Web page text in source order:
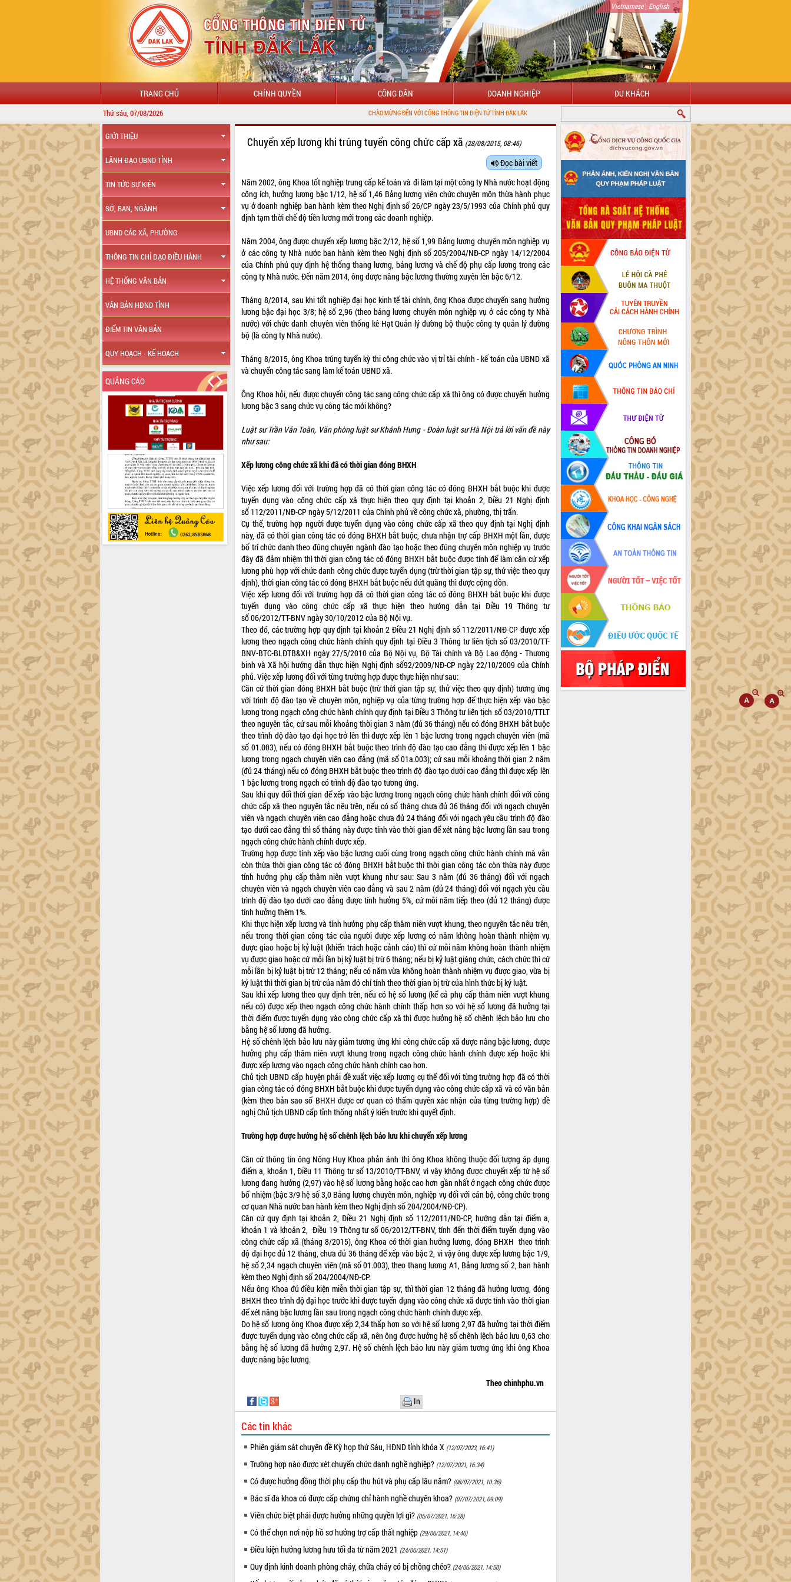
Vietnamese| English
TRANG CHỦ CHÍNH QUYỀN CÔNG DÂN DOANH NGHIỆP DU KHÁCH
Thứ sáu, 07/08/2026 CHÀO MỪNG ĐẾN VỚI CỔNG THÔNG TIN ĐIỆN TỬ TỈNH ĐẮK LẮK
GIỚI THIỆU
LÃNH ĐẠO UBND TỈNH
TIN TỨC SỰ KIỆN
SỞ, BAN, NGÀNH
UBND CÁC XÃ, PHƯỜNG
THÔNG TIN CHỈ ĐẠO ĐIỀU HÀNH
HỆ THỐNG VĂN BẢN
VĂN BẢN HĐND TỈNH
ĐIỂM TIN VĂN BẢN
QUY HOẠCH - KẾ HOẠCH
QUẢNG CÁO
Chuyển xếp lương khi trúng tuyển công chức cấp xã (28/08/2015, 08:46)
Đọc bài viết
Năm 2002, ông Khoa tốt nghiệp trung cấp kế toán và đi làm tại một công ty Nhà nước hoạt động
công ích, hưởng lương bậc 1/12, hệ số 1,46 Bảng lương viên chức chuyên môn thừa hành phục
vụ ở doanh nghiệp ban hành kèm theo Nghị định số 26/CP ngày 23/5/1993 của Chính phủ quy
định tạm thời chế độ tiền lương mới trong các doanh nghiệp.
Năm 2004, ông được chuyển xếp lương bậc 2/12, hệ số 1,99 Bảng lương chuyên môn nghiệp vụ
ở các công ty Nhà nước ban hành kèm theo Nghị định số 205/2004/NĐ-CP ngày 14/12/2004
của Chính phủ quy định hệ thống thang lương, bảng lương và chế độ phụ cấp lương trong các
công ty Nhà nước. Đến năm 2014, ông được nâng bậc lương thường xuyên lên bậc 6/12.
Tháng 8/2014, sau khi tốt nghiệp đại học kinh tế tài chính, ông Khoa được chuyển sang hưởng
lương bậc đại học 3/8; hệ số 2,96 (theo bảng lương chuyên môn nghiệp vụ ở các công ty Nhà
nước) với chức danh chuyên viên thống kê Hạt Quản lý đường bộ thuộc công ty quản lý đường
bộ (là công ty Nhà nước).
Tháng 8/2015, ông Khoa trúng tuyển kỳ thi công chức vào vị trí tài chính - kế toán của UBND xã
và chuyển công tác sang làm kế toán UBND xã.
Ông Khoa hỏi, nếu được chuyển công tác sang công chức cấp xã thì ông có được chuyển hưởng
lương bậc 3 sang chức vụ công tác mới không?
Luật sư Trần Văn Toàn, Văn phòng luật sư Khánh Hưng - Đoàn luật sư Hà Nội trả lời vấn đề này
như sau:
Xếp lương công chức xã khi đã có thời gian đóng BHXH
Việc xếp lương đối với trường hợp đã có thời gian công tác có đóng BHXH bắt buộc khi được
tuyển dụng vào công chức cấp xã thực hiện theo quy định tại khoản 2, Điều 21 Nghị định
số 112/2011/NĐ-CP ngày 5/12/2011 của Chính phủ về công chức xã, phường, thị trấn.
Cụ thể, trường hợp người được tuyển dụng vào công chức cấp xã theo quy định tại Nghị định
này, đã có thời gian công tác có đóng BHXH bắt buộc, chưa nhận trợ cấp BHXH một lần, được
bố trí chức danh theo đúng chuyên ngành đào tạo hoặc theo đúng chuyên môn nghiệp vụ trước
đây đã đảm nhiệm thì thời gian công tác có đóng BHXH bắt buộc được tính để làm căn cứ xếp
lương phù hợp với chức danh công chức được tuyển dụng (trừ thời gian tập sự, thử việc theo quy
định), thời gian công tác có đóng BHXH bắt buộc nếu đứt quãng thì được cộng dồn.
Việc xếp lương đối với trường hợp đã có thời gian công tác có đóng BHXH bắt buộc khi được
tuyển dụng vào công chức cấp xã thực hiện theo hướng dẫn tại Điều 19 Thông tư
số 06/2012/TT-BNV ngày 30/10/2012 của Bộ Nội vụ.
Theo đó, các trường hợp quy định tại khoản 2 Điều 21 Nghị định số 112/2011/NĐ-CP được xếp
lương theo ngạch công chức hành chính quy định tại Điều 3 Thông tư liên tịch số 03/2010/TT-
BNV-BTC-BLĐTB&XH ngày 27/5/2010 của Bộ Nội vụ, Bộ Tài chính và Bộ Lao động - Thương
binh và Xã hội hướng dẫn thực hiện Nghị định số92/2009/NĐ-CP ngày 22/10/2009 của Chính
phủ. Việc xếp lương đối với từng trường hợp được thực hiện như sau:
Căn cứ thời gian đóng BHXH bắt buộc (trừ thời gian tập sự, thử việc theo quy định) tương ứng
với trình độ đào tạo về chuyên môn, nghiệp vụ của từng trường hợp để thực hiện xếp vào bậc
lương trong ngạch công chức hành chính quy định tại Điều 3 Thông tư liên tịch số 03/2010/TTLT
theo nguyên tắc, cứ sau mỗi khoảng thời gian 3 năm (đủ 36 tháng) nếu có đóng BHXH bắt buộc
theo trình độ đào tạo đại học trở lên thì được xếp lên 1 bậc lương trong ngạch chuyên viên (mã
số 01.003), nếu có đóng BHXH bắt buộc theo trình độ đào tạo cao đẳng thì được xếp lên 1 bậc
lương trong ngạch chuyên viên cao đẳng (mã số 01a.003); cứ sau mỗi khoảng thời gian 2 năm
(đủ 24 tháng) nếu có đóng BHXH bắt buộc theo trình độ đào tạo dưới cao đẳng thì được xếp lên
1 bậc lương trong ngạch có trình độ đào tạo tương ứng.
Sau khi quy đổi thời gian để xếp vào bậc lương trong ngạch công chức hành chính đối với công
chức cấp xã theo nguyên tắc nêu trên, nếu có số tháng chưa đủ 36 tháng đối với ngạch chuyên
viên và ngạch chuyên viên cao đẳng hoặc chưa đủ 24 tháng đối với ngạch yêu cầu trình độ đào
tạo dưới cao đẳng thì số tháng này được tính vào thời gian để xét nâng bậc lương lần sau trong
ngạch công chức hành chính được xếp.
Trường hợp được tính xếp vào bậc lương cuối cùng trong ngạch công chức hành chính mà vẫn
còn thừa thời gian công tác có đóng BHXH bắt buộc thì thời gian công tác còn thừa này được
tính hưởng phụ cấp thâm niên vượt khung như sau: Sau 3 năm (đủ 36 tháng) đối với ngạch
chuyên viên và ngạch chuyên viên cao đẳng và sau 2 năm (đủ 24 tháng) đối với ngạch yêu cầu
trình độ đào tạo dưới cao đẳng được tính hưởng 5%, cứ mỗi năm tiếp theo (đủ 12 tháng) được
tính hưởng thêm 1%.
Khi thực hiện xếp lương và tính hưởng phụ cấp thâm niên vượt khung, theo nguyên tắc nêu trên,
nếu trong thời gian công tác của người được xếp lương có năm không hoàn thành nhiệm vụ
được giao hoặc bị kỷ luật (khiển trách hoặc cảnh cáo) thì cứ mỗi năm không hoàn thành nhiệm
vụ được giao hoặc cứ mỗi lần bị kỷ luật bị trừ 6 tháng; nếu bị kỷ luật giáng chức, cách chức thì cứ
mỗi lần bị kỷ luật bị trừ 12 tháng; nếu có năm vừa không hoàn thành nhiệm vụ được giao, vừa bị
kỷ luật thì thời gian bị trừ của năm đó chỉ tính theo thời gian bị trừ của hình thức bị kỷ luật.
Sau khi xếp lương theo quy định trên, nếu có hệ số lương (kể cả phụ cấp thâm niên vượt khung
nếu có) được xếp theo ngạch công chức hành chính thấp hơn so với hệ số lương đã hưởng tại
thời điểm được tuyển dụng vào công chức cấp xã thì được hưởng hệ số chênh lệch bảo lưu cho
bằng hệ số lương đã hưởng.
Hệ số chênh lệch bảo lưu này giảm tương ứng khi công chức cấp xã được nâng bậc lương, được
hưởng phụ cấp thâm niên vượt khung trong ngạch công chức hành chính được xếp hoặc khi
được xếp lương vào ngạch công chức hành chính cao hơn.
Chủ tịch UBND cấp huyện phải đề xuất việc xếp lương cụ thể đối với từng trường hợp đã có thời
gian công tác có đóng BHXH bắt buộc khi được tuyển dụng vào công chức cấp xã và có văn bản
(kèm theo bản sao sổ BHXH được cơ quan có thẩm quyền xác nhận của từng trường hợp) đề
nghị Chủ tịch UBND cấp tỉnh thống nhất ý kiến trước khi quyết định.
Trường hợp được hưởng hệ số chênh lệch bảo lưu khi chuyển xếp lương
Căn cứ thông tin ông Nông Huy Khoa phản ánh thì ông Khoa không thuộc đối tượng áp dụng
điểm a, khoản 1, Điều 11 Thông tư số 13/2010/TT-BNV, vì vậy không được chuyển xếp từ hệ số
lương đang hưởng (2,97) vào hệ số lương bằng hoặc cao hơn gần nhất ở ngạch công chức được
bổ nhiệm (bậc 3/9 hệ số 3,0 Bảng lương chuyên môn, nghiệp vụ đối với cán bộ, công chức trong
cơ quan Nhà nước ban hành kèm theo Nghị định số 204/2004/NĐ-CP).
Căn cứ quy định tại khoản 2, Điều 21 Nghị định số 112/2011/NĐ-CP, hướng dẫn tại điểm a,
khoản 1 và khoản 2, Điều 19 Thông tư số 06/2012/TT-BNV, tính đến thời điểm tuyển dụng vào
công chức cấp xã (tháng 8/2015), ông Khoa có thời gian hưởng lương, đóng BHXH theo trình
độ đại học đủ 12 tháng, chưa đủ 36 tháng để xếp vào bậc 2, vì vậy ông được xếp lương bậc 1/9,
hệ số 2,34 ngạch chuyên viên (mã số 01.003), theo thang lương A1, Bảng lương số 2, ban hành
kèm theo Nghị định số 204/2004/NĐ-CP.
Nếu ông Khoa đủ điều kiện miễn thời gian tập sự, thì thời gian 12 tháng đã hưởng lương, đóng
BHXH theo trình độ đại học trước khi được tuyển dụng vào công chức xã được tính vào thời gian
để xét nâng bậc lương lần sau trong ngạch công chức hành chính được xếp.
Do hệ số lương ông Khoa được xếp 2,34 thấp hơn so với hệ số lương 2,97 đã hưởng tại thời điểm
được tuyển dụng vào công chức cấp xã, nên ông được hưởng hệ số chênh lệch bảo lưu 0,63 cho
bằng hệ số lương đã hưởng 2,97. Hệ số chênh lệch bảo lưu này giảm tương ứng khi ông Khoa
được nâng bậc lương.
Theo chinhphu.vn
In
Các tin khác
Phiên giám sát chuyên đề Kỳ họp thứ Sáu, HĐND tỉnh khóa X (12/07/2023, 16:41)
Trường hợp nào được xét chuyển chức danh nghề nghiệp? (12/07/2021, 16:34)
Có được hưởng đồng thời phụ cấp thu hút và phụ cấp lâu năm? (08/07/2021, 10:36)
Bác sĩ đa khoa có được cấp chứng chỉ hành nghề chuyên khoa? (07/07/2021, 09:09)
Viên chức biệt phái được hưởng những quyền lợi gì? (05/07/2021, 16:28)
Có thể chọn nơi nộp hồ sơ hưởng trợ cấp thất nghiệp (29/06/2021, 14:46)
Điều kiện hưởng lương hưu tối đa từ năm 2021 (24/06/2021, 14:51)
Quy định kinh doanh phòng cháy, chữa cháy có bị chồng chéo? (24/06/2021, 14:50)